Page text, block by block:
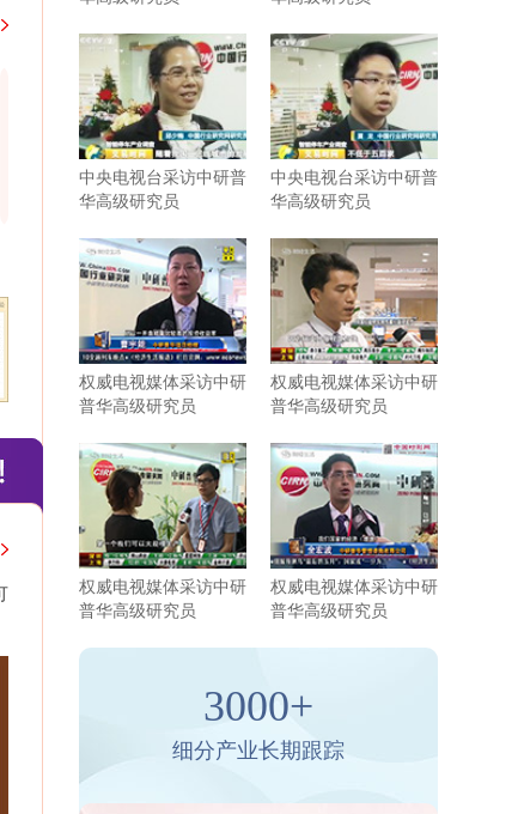
韩国大韩贸易投资振兴公社上海代表处
近几年，与中研普华持续不断地进行着行业研
究的紧密合作。贵司研究报告结构紧凑，内容
充实，数据参考力度强，为我司企业发展和战
略规划带来了实际性的帮助。相信有很多企业
需要你们这样的行业分析公司协助和支持。尤
其是贵司对于客户报告需求的延伸服务，为我
司提供了更多有针对性、宝贵的行业研判。希
在以后的发展过程中继续保持紧密合作与共
进步。
近期从贵司购
市场分析客观
鲜明，对于
出的认真负责
中央电视台采访中研普
华高级研究员
中央电视台采访中研普
华高级研究员
权威电视媒体采访中研
普华高级研究员
权威电视媒体采访中研
普华高级研究员
权威电视媒体采访中研
普华高级研究员
权威电视媒体采访中研
普华高级研究员
3000+
细分产业长期跟踪